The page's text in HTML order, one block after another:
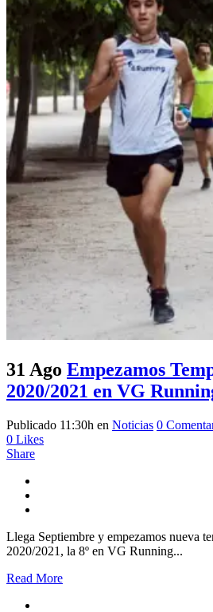
31 Ago Empezamos
2020/2021 en VG
Publicado 11:30h en Noticias 0
0 Likes
Share
Llega Septiembre y empezamos nueva
2020/2021, la 8º en VG Running...
Read More